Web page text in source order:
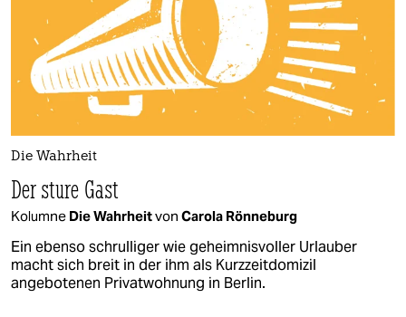
Die Wahrheit
Der sture Gast
Kolumne Die Wahrheitvon Carola Rönneburg
Ein ebenso schrulliger wie geheimnisvoller Urlauber
macht sich breit in der ihm als Kurzzeitdomizil
angebotenen Privatwohnung in Berlin.